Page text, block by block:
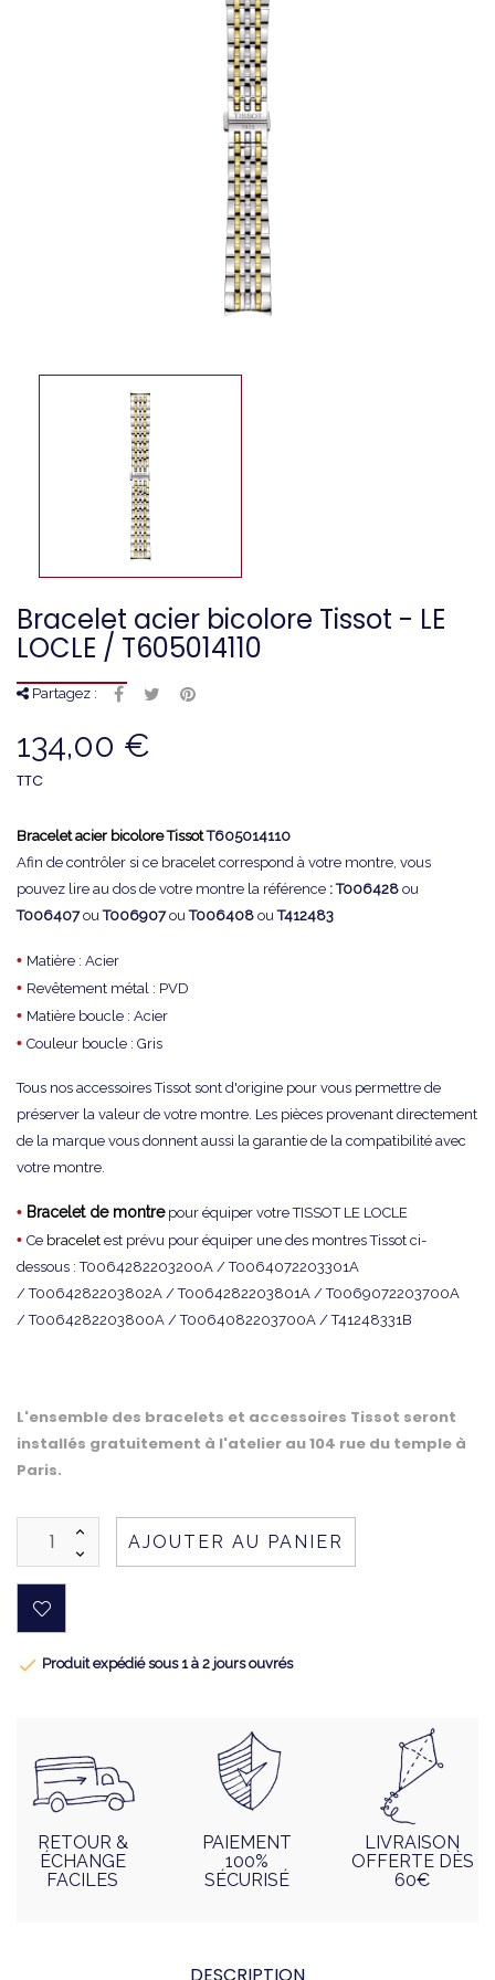
Bracelet acier bicolore Tissot - LE
LOCLE / T605014110
Partagez :
134,00 €
TTC
Bracelet acier bicolore Tissot T605014110
Afin de contrôler si ce bracelet correspond à votre montre, vous
pouvez lire au dos de votre montre la référence : T006428 ou
T006407ouT006907ouT006408 ouT412483
• Matière : Acier
• Revêtement métal : PVD
• Matière boucle : Acier
• Couleur boucle : Gris
Tous nos accessoires Tissot sont d'origine pour vous permettre de
préserver la valeur de votre montre. Les pièces provenant directement
de la marque vous donnent aussi la garantie de la compatibilité avec
votre montre.
• Bracelet de montrepour équiper votre TISSOT LE LOCLE
• Ce bracelet est prévu pour équiper une des montres Tissot ci-
dessous : T0064282203200A / T0064072203301A
/ T0064282203802A / T0064282203801A / T0069072203700A
/ T0064282203800A / T0064082203700A / T41248331B
L'ensemble des bracelets et accessoires Tissot seront
installés gratuitement à l'atelier au 104 rue du temple à
Paris.
AJOUTER AU PANIER
 Produit expédié sous 1 à 2 jours ouvrés
RETOUR &
ÉCHANGE
FACILES
PAIEMENT
100%
SÉCURISÉ
LIVRAISON
OFFERTE DÈS
60€
DESCRIPTION